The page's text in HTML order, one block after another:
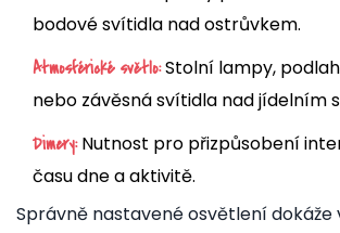
bodové svítidla nad ostrůvkem.
Atmosférické světlo:Stolní lampy,
nebo závěsná svítidla nad jídelním
Dimery:Nutnost pro přizpůsobení
času dne a aktivitě.
Správně nastavené osvětlení dokáže